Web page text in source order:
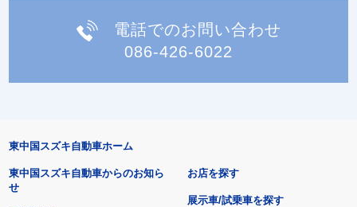
電話でのお問い合わせ
086-426-6022
東中国スズキ自動車ホーム
東中国スズキ自動車からのお知ら
せ
お店を探す
展示車/試乗車を探す